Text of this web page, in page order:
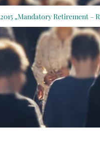
„Mandatory Retirement –